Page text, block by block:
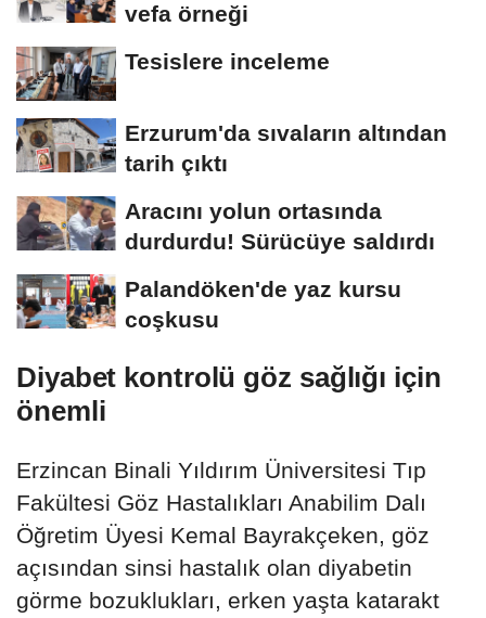
vefa örneği
Tesislere inceleme
Erzurum'da sıvaların altından
tarih çıktı
Aracını yolun ortasında
durdurdu! Sürücüye saldırdı
Palandöken'de yaz kursu
coşkusu
Diyabet kontrolü göz sağlığı için
önemli
Erzincan Binali Yıldırım Üniversitesi Tıp
Fakültesi Göz Hastalıkları Anabilim Dalı
Öğretim Üyesi Kemal Bayrakçeken, göz
açısından sinsi hastalık olan diyabetin
görme bozuklukları, erken yaşta katarakt